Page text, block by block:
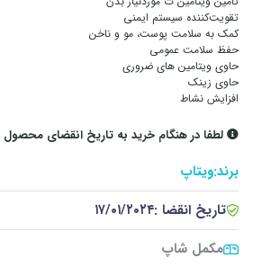
تقویت‌کننده سیستم ایمنی
کمک به سلامت پوست، مو و ناخن
حفظ سلامت عمومی
حاوی ویتامین های ضروری
حاوی زینک
افزایش نشاط
لطفا در هنگام خرید به تاریخ انقضای
برند:ویتاپ
تاریخ انقضا :۱۷/۰۱/۲۰۲۴
مکمل شاپ